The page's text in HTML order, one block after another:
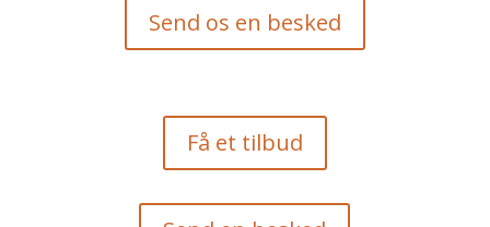
Send os en besked
Få et tilbud